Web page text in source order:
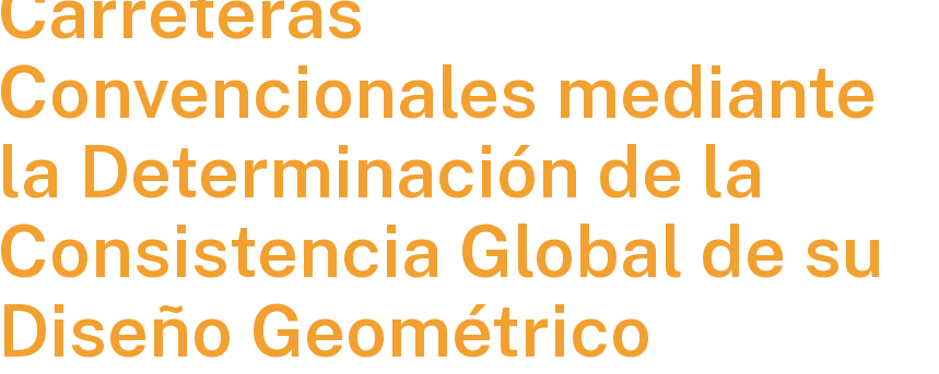
Convencionales mediante
la Determinación de la
Consistencia Global de su
Diseño Geométrico